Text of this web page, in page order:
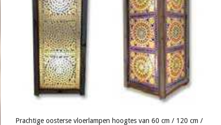
Prachtige oosterse vloerlampen hoogtes van 60 cm / 120 cm /